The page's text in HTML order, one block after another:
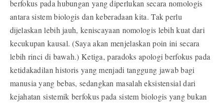
berfokus pada hubungan yang diperlukan secara nomologis
antara sistem biologis dan keberadaan kita. Tak perlu
dijelaskan lebih jauh, keniscayaan nomologis lebih kuat dari
kecukupan kausal. (Saya akan menjelaskan poin ini secara
lebih rinci di bawah.) Ketiga, paradoks apologi berfokus pada
ketidakadilan historis yang menjadi tanggung jawab bagi
manusia yang bebas, sedangkan masalah eksistensial dari
kejahatan sistemik berfokus pada sistem biologis yang bukan